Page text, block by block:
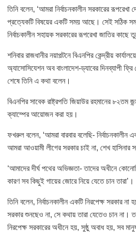
তিনি বলেন, ‘আমরা নির্বাচনকালীন সরকারের
প্রত্যেকটি বিষয়ের একটি সময় আছে। সেই সঠিক
নির্বাচকালীন সহায়ক সরকারের রূপরেখা জাতির কাছে
শনিবার রাজধানীর নয়াপল্টনে বিএনপির কেন্দ্রীয়
অ্যাসোসিযেশন অব বাংলাদেশ-ড্যাবের দিনব্যাপী
শেষে তিনি এ কথা বলেন।
বিএনপির সাবেক রাষ্ট্রপতি জিয়াউর রহমানের ৮২তম
ক্যাম্পের আয়োজন করা হয়।
ফখরুল বলেন, ‘আমরা বারবার বলেছি- নির্বাচনকালীন
আমরা আওয়ামী লীগের সরকার চাই না, শেখ হাসিনার
‘আমাদের দীর্ঘ পথের অভিজ্ঞতা- তাদের অধীনে
কারণ সব কিছুই গায়ের জোরে নিয়ে যেতে চান তারা’।
তিনি বলেন, নির্বাচনকালীন একটি নিরপেক্ষ সরকার না
সরকার শুনছেও না, সে কথায় তারা যেতেও চান না।
নিরপেক্ষ সরকারের অধীনে হয়, সুষ্ঠু অবাধ হয়, সব